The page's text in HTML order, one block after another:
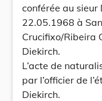
conférée au sieur
22.05.1968 à
Crucifixo/Ribeira
Diekirch.
L’acte de
par l’officier de
Diekirch.